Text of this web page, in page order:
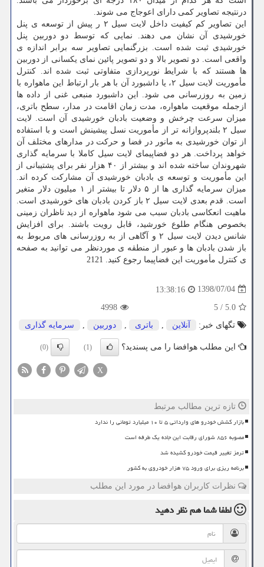
درنتیجه تصاویر كمی دارای اعوجاج می شوند.
این تصاویر كم كیفیت داخل لایت سیل ۲ ر پیش از توسعه ی پنل
خورشیدی آن نشان می دهند. نمایی كه توسط دو دوربین پنل
خورشیدی ثبت شده است. بزرگنمایی تصاویر سه برابر اندازه ی
واقعی است. دو تصویر بالا و دو تصویر پائین نمای یكسانی از دوربین
ها هستند كه با شرایط نورپردازی متفاوتی ثبت شده اند. كنترل
مأموریت لایت سیل ۲، یا داشبورد آن با هر بار ارتباط این ماهواره با
زمین به روزرسانی می شود. این داشبورد منبعی غنی از داده ها
ازجمله موقعیت ماهواره، مدت زمان اقامت در مدار، سطح باتری،
میزان سرعت چرخش و وضعیت بادبان خورشیدی آن است. لایت
سیل ۲ بلندپروازانه تر از مأموریت نسل پیشینش است و با استفاده
از توان خورشیدی به مانور در فضا و حركت در مدارهای مختلف آن
خواهد پرداخت. هر دو فضاپیمای لایت سیل كاملا با سرمایه گذاری
شهروندان ساخته شده اند و بیشتر از ۴۰ هزار نفر برای پشتیبانی از
این مأموریت و توسعه ی بادبان خورشیدی آن مشاركت كرده اند.
میزان سرمایه گذاری ها از ۵ دلار تا بیشتر از ۱ میلیون دلار متغیر
است. قدم بعدی لایت سیل ۲ باز كردن بادبان های خورشیدی است.
ماهیت انعكاسی بادبان سبب می شود ماهواره از دید ناظران زمینی
بخصوص هنگام طلوع خورشید، قابل رویت باشند. برای افزایش
شانس دیدن لایت سیل ۲ و آگاهی از به روزرسانی های مربوط به
باز شدن بادبان ها و عبور از منطقه ی موردنظر می توانید به صفحه
ی كنترل مأموریت این فضاپیما رجوع كنید. 2121
1398/07/04
13:38:16
5.0
/
5
4998
تگهای خبر:
آنلاین , باتری , دوربین , سرمایه گذاری
این مطلب هوافضا را می پسندید؟ (1)
(0)
X
تازه ترین مطالب مرتبط
بازار کشش خودرو های وارداتی ۵ تا ۱۰ میلیارد تومانی را ندارد
مصوبه ۸۵۶ شورای رقابت این جاده یک طرفه است
ترمز تغییر قیمت خودرو کشیده شد
برنامه ریزی برای ورود ۷۵ هزار خودروی به کشور
نظرات کاربران هوافضا در مورد این مطلب
لطفا شما همنظر دهید